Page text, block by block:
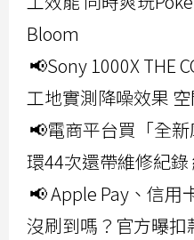
Bloom
📢Sony 1000X THE
工地實測降噪效果
📢電商平台買「全
環44次還帶維修紀
📢 Apple Pay、信用
沒刷到嗎？官方曝扣